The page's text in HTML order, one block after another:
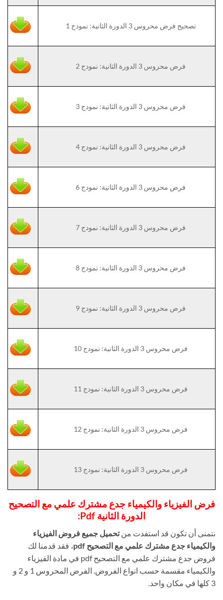
تصحيح فرض محروس 3 الدورة الثانية: نمودج 1
فرض محروس 3 الدورة الثانية: نمودج 2
فرض محروس 3 الدورة الثانية: نمودج 3
فرض محروس 3 الدورة الثانية: نمودج 4
فرض محروس 3 الدورة الثانية: نمودج 6
فرض محروس 3 الدورة الثانية: نمودج 7
فرض محروس 3 الدورة الثانية: نمودج 8
فرض محروس 3 الدورة الثانية: نمودج 9
فرض محروس 3 الدورة الثانية: نمودج 10
فرض محروس 3 الدورة الثانية: نمودج 11
فرض محروس 3 الدورة الثانية: نمودج 12
فرض محروس 3 الدورة الثانية: نمودج 13
فرض الفيزياء والكيمياء جدع مشترك علمي مع التصحيح
الدورة الثانية Pdf:
نتمنى أن تكون قد استفدت منتحميل جميع فروض الفيزياء
والكيمياء جدع مشترك علمي مع التصحيح pdf
، فقد قدمنا لك
فروض جدع مشترك علمي مع التصحيح pdf في مادة الفيزياء
والكيمياء مقسمة حسب انواع الفروض. الفرض المحروس 1 و 2 و
3 كلها في مكان واحد.